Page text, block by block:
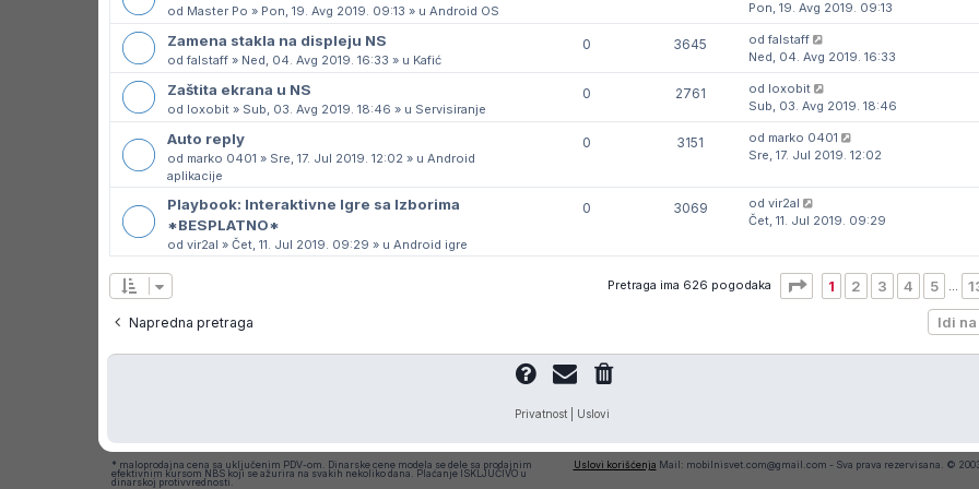
od Master Po » Pon, 19. Avg 2019. 09:13 » u Android OS
Pon, 19. Avg 2019. 09:13
Zamena stakla na displeju NS
odfalstaff» Ned, 04. Avg 2019. 16:33 » u Kafić
0 3645 odfalstaff
Ned, 04. Avg 2019. 16:33
Zaštita ekrana u NS
od loxobit» Sub, 03. Avg 2019. 18:46 » u Servisiranje
0 2761 od loxobit
Sub, 03. Avg 2019. 18:46
Auto reply
od marko 0401 » Sre, 17. Jul 2019. 12:02 » u Android
aplikacije
0 3151 od marko 0401
Sre, 17. Jul 2019. 12:02
Playbook: Interaktivne Igre sa Izborima
*BESPLATNO*
od vir2al » Čet, 11. Jul 2019. 09:29 » u Android igre
0 3069 od vir2al
Čet, 11. Jul 2019. 09:29
Pretraga ima 626 pogodaka Stranica od 13
1 2 3 4 5 …
Napredna pretraga Idi na
Privatnost Uslovi
* maloprodajna cena sa uključenim PDV-om. Dinarske cene modela se dele sa prodajnim
efektivnim kursom NBS koji se ažurira na svakih nekoliko dana. Plaćanje ISKLJUČIVO u
dinarskoj protivvrednosti.
Uslovi korišćenja Mail: mobilnisvet.com@gmail.com - Sva prava rezervisana. ©